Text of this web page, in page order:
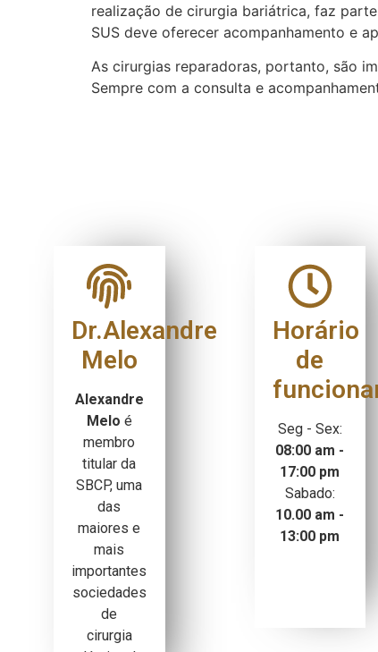
realização de cirurgia bariátrica, faz
SUS deve oferecer acompanhamento e
As cirurgias reparadoras, portanto, são
Sempre com a consulta e
Dr.Alexandre
Melo
Alexandre
Melo é
membro
titular da
SBCP, uma
das
maiores e
mais
importantes
sociedades
de
cirurgia
Horário
de
Seg - Sex:
08:00 am -
17:00 pm
Sabado:
10.00 am -
13:00 pm